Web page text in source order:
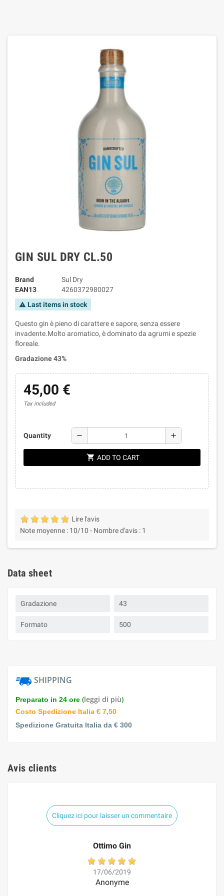
GIN SUL DRY CL.50
Brand
Sul Dry
EAN13
4260372980027
warning Last items in stock
Questo gin è pieno di carattere e sapore, senza essere
invadente.Molto aromatico, è dominato da agrumi e spezie
floreale.
Gradazione 43%
45,00 €
Tax included
Quantity remove add
shopping_cart ADD TO CART
Lire l'avis
Note moyenne : 10/10 - Nombre d'avis : 1
Data sheet
Gradazione 43
Formato 500
SHIPPING
Preparato in 24 ore (leggi di più)
Costo Spedizione Italia € 7,50
Spedizione Gratuita Italia da € 300
Avis clients
Cliquez ici pour laisser un commentaire
Ottimo Gin
17/06/2019
Anonyme